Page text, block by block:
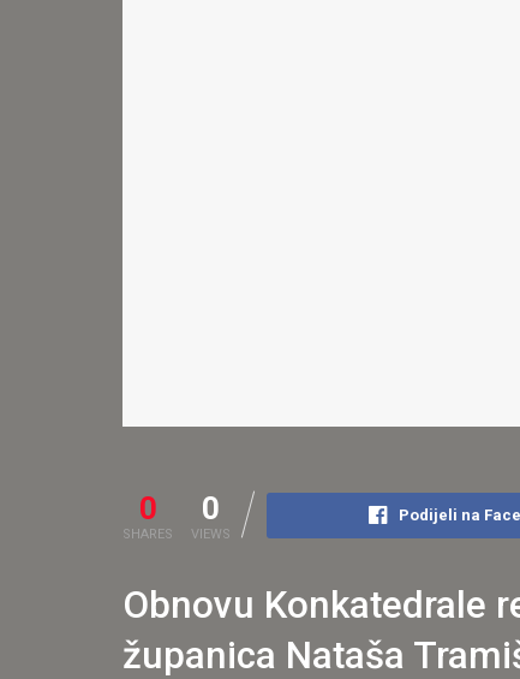
0
SHARES
0
VIEWS
Podijeli na
Obnovu Konkatedrale
županica Nataša